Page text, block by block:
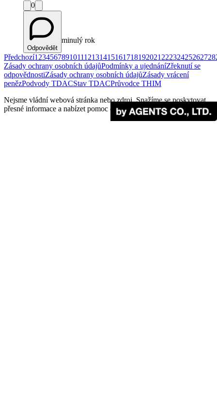
0
Odpovědět
minulý rok
Předchozí1 23456789101112131415161718192021 22232425262728
Zásady ochrany osobních údajůPodmínky a ujednáníZřeknutí se
odpovědnostiZásady ochrany osobních údajůZásady vrácení
penězPodvody TDACStav TDACPrůvodce THIM
Nejsme vládní webová stránka nebo zdroj. Snažíme se poskytovat
přesné informace a nabízet pomoc cestovatelům.